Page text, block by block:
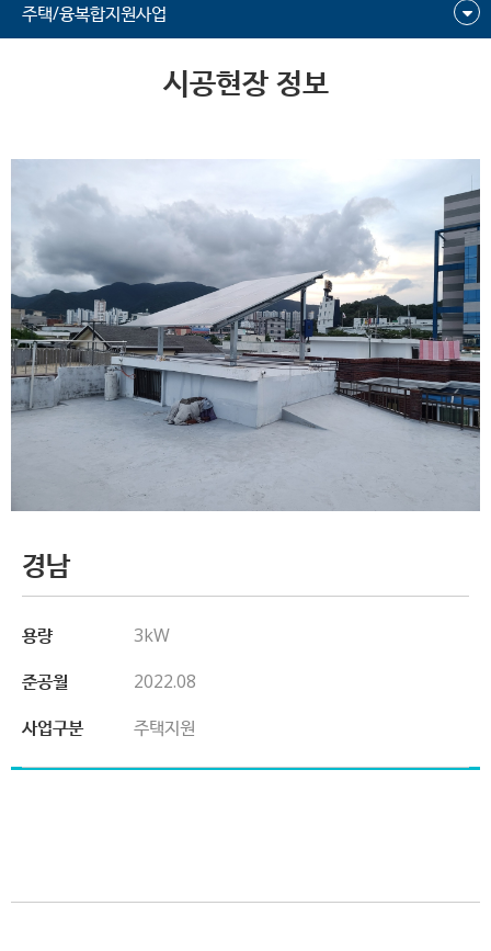
주택/융복합지원사업
시공현장 정보
경남
용량
3kW
준공월
2022.08
사업구분
주택지원